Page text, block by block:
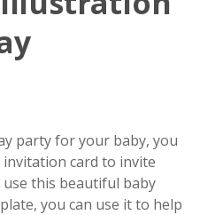
party for your baby, you
card to invite
this beautiful baby
you can use it to help